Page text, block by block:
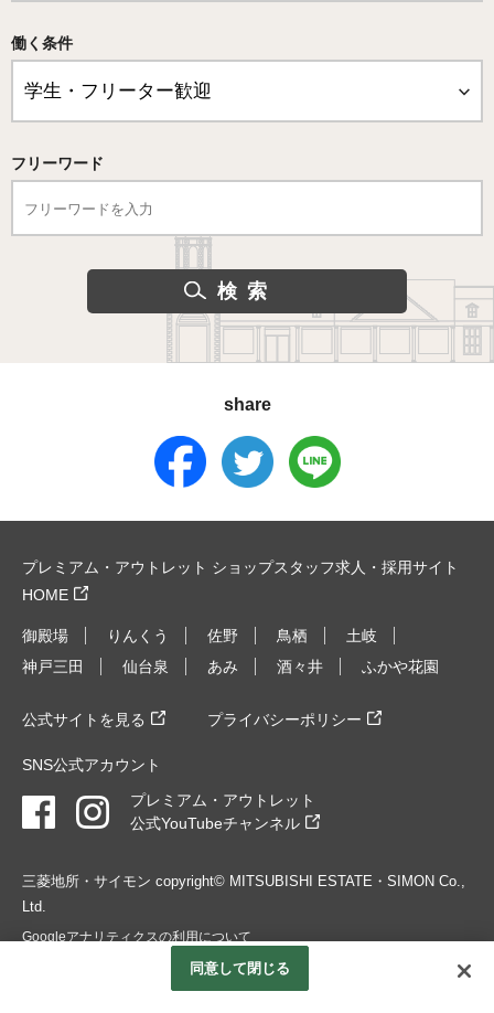
働く条件
フリーワード
share
プレミアム・アウトレット ショップスタッフ求人・採用サイト
HOME
御殿場 りんくう 佐野 鳥栖
土岐
神戸三田
仙台泉 あみ 酒々井 ふかや花園
公式サイトを見る プライバシーポリシー
SNS公式アカウント
プレミアム・アウトレット
公式YouTubeチャンネル
三菱地所・サイモン copyright© MITSUBISHI ESTATE・SIMON Co.,
Ltd.
Googleアナリティクスの利用について
同意して閉じる